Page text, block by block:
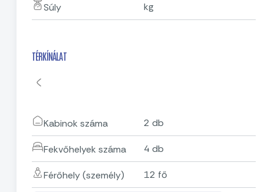
Súly kg
TÉRKÍNÁLAT
Kabinok száma 2 db
Fekvőhelyek száma 4 db
Férőhely (személy) 12 fő